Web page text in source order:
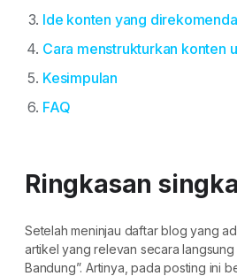
Ide konten yang
Cara menstrukturkan konten
Kesimpulan
FAQ
Ringkasan
Setelah meninjau daftar blog yang
artikel yang relevan secara
Bandung”. Artinya, pada posting ini